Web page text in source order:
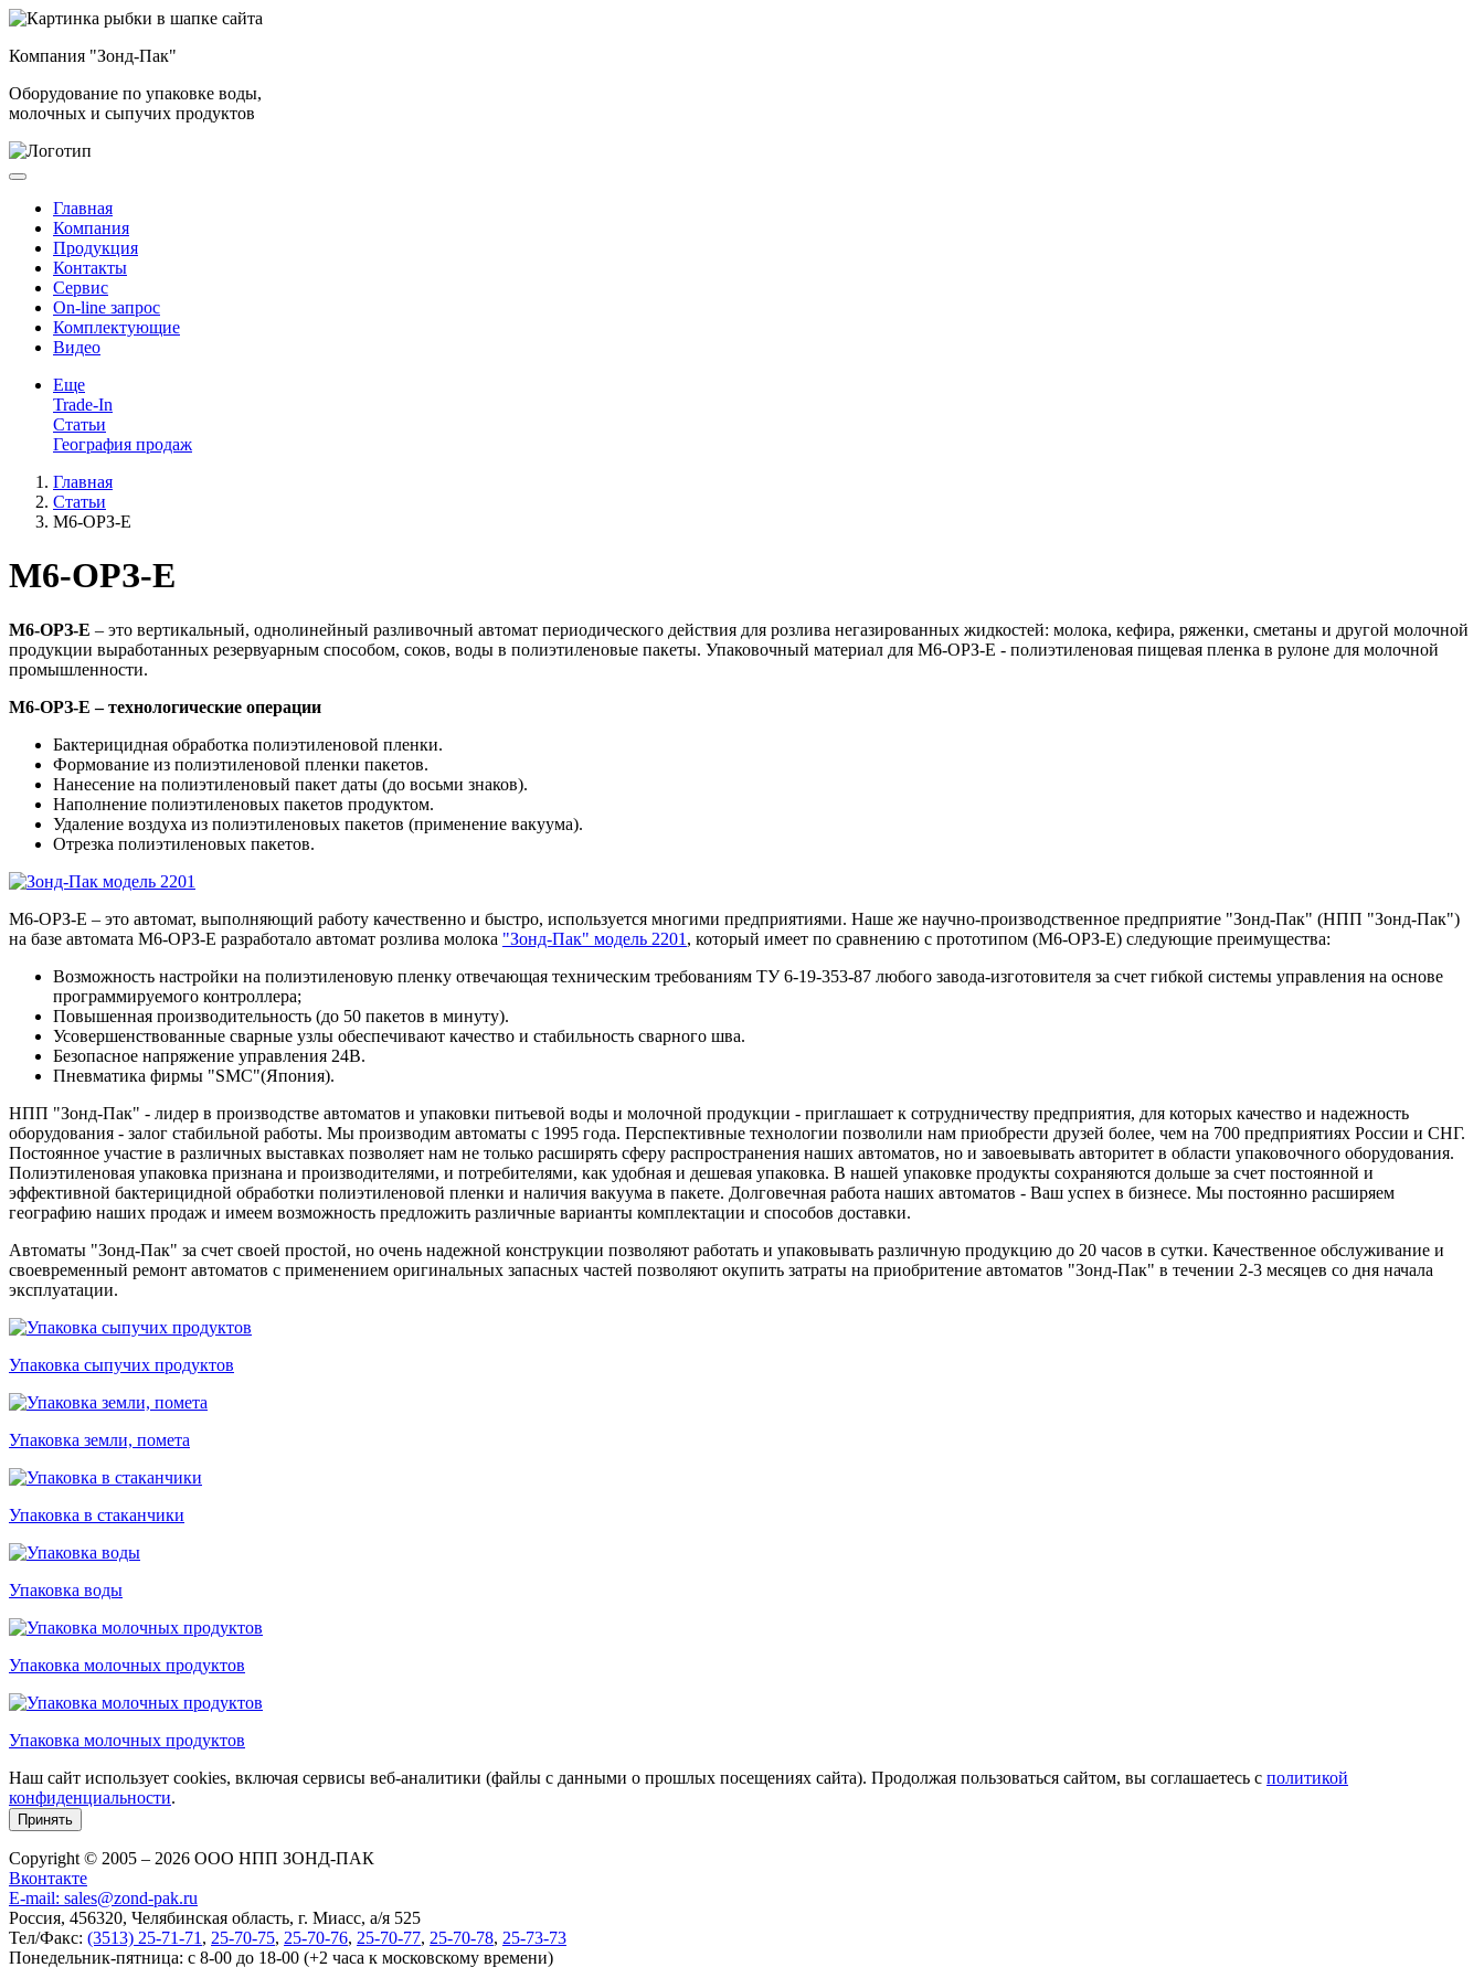
Компания "Зонд-Пак"
Оборудование по упаковке воды,
молочных и сыпучих продуктов
Главная
Компания
Продукция
Контакты
Сервис
On-line запрос
Комплектующие
Видео
Еще
Trade-In
Статьи
География продаж
Главная
Статьи
М6-ОРЗ-Е
М6-ОРЗ-Е
М6-ОРЗ-Е – это вертикальный, однолинейный разливочный автомат периодического действия для розлива негазированных жидкостей: молока, кефира, ряженки, сметаны и другой молочной
продукции выработанных резервуарным способом, соков, воды в полиэтиленовые пакеты. Упаковочный материал для М6-ОРЗ-Е - полиэтиленовая пищевая пленка в рулоне для молочной
промышленности.
М6-ОРЗ-Е – технологические операции
Бактерицидная обработка полиэтиленовой пленки.
Формование из полиэтиленовой пленки пакетов.
Нанесение на полиэтиленовый пакет даты (до восьми знаков).
Наполнение полиэтиленовых пакетов продуктом.
Удаление воздуха из полиэтиленовых пакетов (применение вакуума).
Отрезка полиэтиленовых пакетов.
М6-ОРЗ-Е – это автомат, выполняющий работу качественно и быстро, используется многими предприятиями. Наше же научно-производственное предприятие "Зонд-Пак" (НПП "Зонд-Пак")
на базе автомата М6-ОРЗ-Е разработало автомат розлива молока "Зонд-Пак" модель 2201 , который имеет по сравнению с прототипом (М6-ОРЗ-Е) следующие преимущества:
Возможность настройки на полиэтиленовую пленку отвечающая техническим требованиям ТУ 6-19-353-87 любого завода-изготовителя за счет гибкой системы управления на основе
программируемого контроллера;
Повышенная производительность (до 50 пакетов в минуту).
Усовершенствованные сварные узлы обеспечивают качество и стабильность сварного шва.
Безопасное напряжение управления 24В.
Пневматика фирмы "SMC"(Япония).
НПП "Зонд-Пак" - лидер в производстве автоматов и упаковки питьевой воды и молочной продукции - приглашает к сотрудничеству предприятия, для которых качество и надежность
оборудования - залог стабильной работы. Мы производим автоматы с 1995 года. Перспективные технологии позволили нам приобрести друзей более, чем на 700 предприятиях России и СНГ.
Постоянное участие в различных выставках позволяет нам не только расширять сферу распространения наших автоматов, но и завоевывать авторитет в области упаковочного оборудования.
Полиэтиленовая упаковка признана и производителями, и потребителями, как удобная и дешевая упаковка. В нашей упаковке продукты сохраняются дольше за счет постоянной и
эффективной бактерицидной обработки полиэтиленовой пленки и наличия вакуума в пакете. Долговечная работа наших автоматов - Ваш успех в бизнесе. Мы постоянно расширяем
географию наших продаж и имеем возможность предложить различные варианты комплектации и способов доставки.
Автоматы "Зонд-Пак" за счет своей простой, но очень надежной конструкции позволяют работать и упаковывать различную продукцию до 20 часов в сутки. Качественное обслуживание и
своевременный ремонт автоматов с применением оригинальных запасных частей позволяют окупить затраты на приобритение автоматов "Зонд-Пак" в течении 2-3 месяцев со дня начала
эксплуатации.
Упаковка сыпучих продуктов
Упаковка земли, помета
Упаковка в стаканчики
Упаковка воды
Упаковка молочных продуктов
Упаковка молочных продуктов
Наш сайт использует cookies, включая сервисы веб-аналитики (файлы с данными о прошлых посещениях сайта). Продолжая пользоваться сайтом, вы соглашаетесь с политикой
конфиденциальности.
Принять
Copyright © 2005 – 2026 ООО НПП ЗОНД-ПАК
Вконтакте
E-mail: sales@zond-pak.ru
Россия, 456320, Челябинская область, г. Миасс, а/я 525
Тел/Факс: (3513) 25-71-71 , 25-70-75, 25-70-76, 25-70-77, 25-70-78, 25-73-73
Понедельник-пятница: с 8-00 до 18-00 (+2 часа к московскому времени)